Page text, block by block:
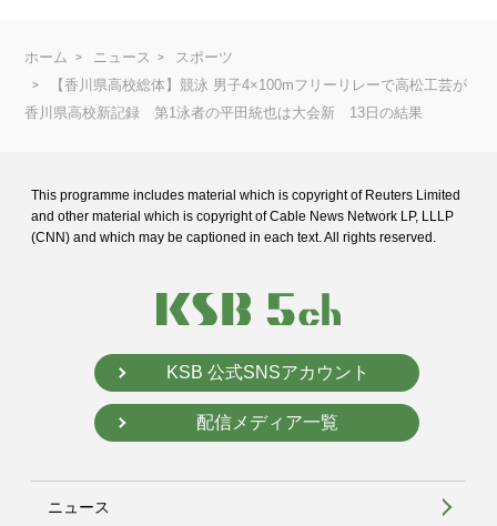
ホーム ニュース
スポーツ
【香川県高校総体】競泳 男子4×100mフリーリレーで高松工芸が
香川県高校新記録 第1泳者の平田統也は大会新 13日の結果
This programme includes material which is copyright of Reuters Limited
and other material which is copyright of Cable News Network LP, LLLP
(CNN) and which may be captioned in each text. All rights reserved.
KSB 公式SNSアカウント
配信メディア一覧
ニュース